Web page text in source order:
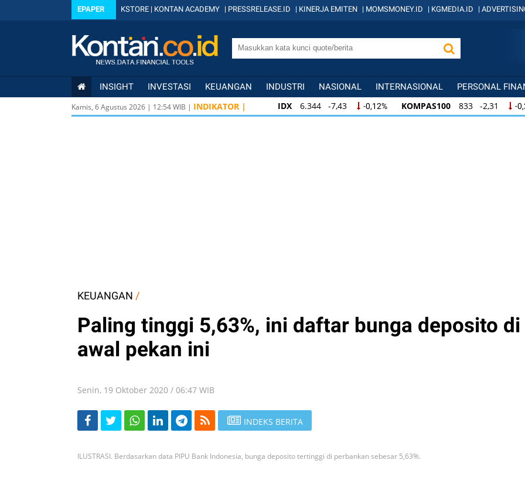
EPAPER KSTORE | KONTAN ACADEMY | PRESSRELEASE.ID | KINERJA EMITEN | MOMSMONEY.ID | KGMEDIA.ID |
INSIGHT INVESTASI KEUANGAN INDUSTRI NASIONAL INTERNASIONAL PERSONAL
Kamis, 6 Agustus 2026 | 12:54WIB | INDIKATOR | IDX 6.344 -7,43 -0,12% KOMPAS100 833 -2,31 -
IDX 6.344 -7,43 -0,12% KOMPAS100 833 -2,31 -
KEUANGAN /
Paling tinggi 5,63%, ini daftar bunga deposito di
awal pekan ini
Senin, 19 Oktober 2020 / 06:47 WIB
INDEKS BERITA
ILUSTRASI. Berdasarkan data PIPU Bank Indonesia, bunga deposito tertinggi di perbankan sebesar 5,63%.